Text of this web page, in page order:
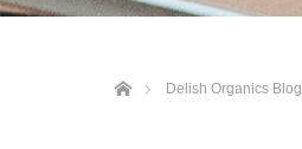
Delish Organics Blog